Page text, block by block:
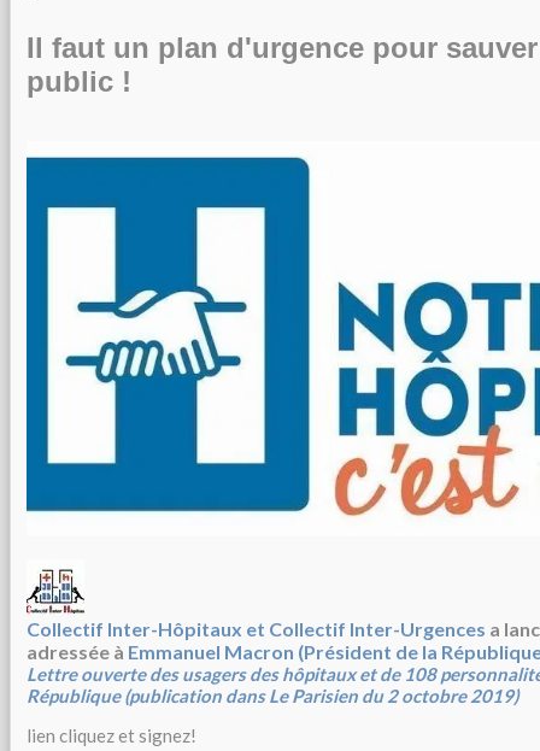
Il faut un plan d'urgence pour
public !
Collectif Inter-Hôpitaux et Collectif Inter-Urgences a
adressée à Emmanuel Macron (Président de la
Lettre ouverte des usagers des hôpitaux et de 108
République (publication dans Le Parisien du 2 octobre 2019)
lien cliquez et signez!